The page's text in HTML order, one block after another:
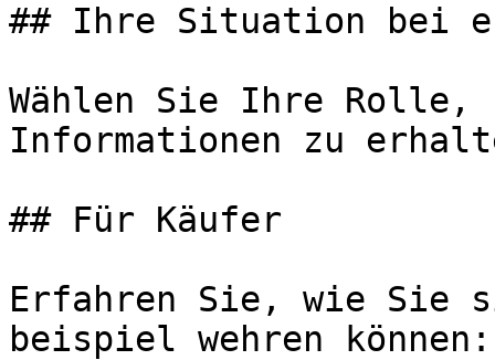
## Ihre Situation bei
Wählen Sie Ihre Rolle,
Informationen zu
## Für Käufer
Erfahren Sie, wie Sie
beispiel wehren können: